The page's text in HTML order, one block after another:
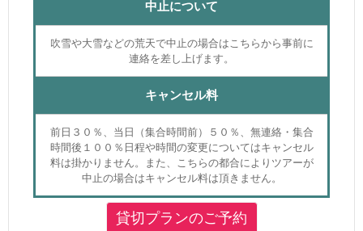
中止について
吹雪や大雪などの荒天で中止の場合はこちらから事前に
連絡を差し上げます。
キャンセル料
前日３０％、当日（集合時間前）５０％、無連絡・集合
時間後１００％日程や時間の変更についてはキャンセル
料は掛かりません。また、こちらの都合によりツアーが
中止の場合はキャンセル料は頂きません。
貸切プランのご予約